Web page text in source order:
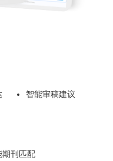
智能审稿建议
期刊匹配